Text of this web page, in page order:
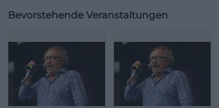
Bevorstehende Veranstaltungen